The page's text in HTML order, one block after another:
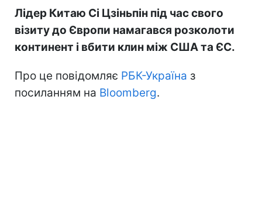
Лідер Китаю Сі Цзіньпін під час свого
візиту до Європи намагався розколоти
континент і вбити клин між США та ЄС.
Про це повідомляє РБК-Україна з
посиланням на Bloomberg.